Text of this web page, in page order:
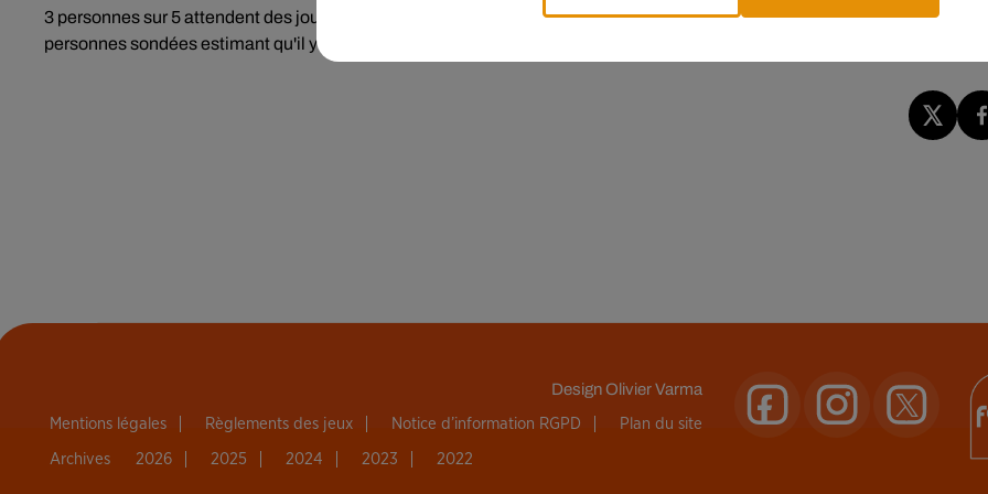
3 personnessur 5 attendentdes journalistes qu'ils vérifient les informations, les rumeurs et la désinformation. 71 % des
personnes sondées estimant qu'il y a bien souvent confusion entre médias sérieux et sites diffusant des «
DesignOlivier Varma
Mentions légales Règlements des jeux Notice d’information RGPD Plan du site
Archives 2026 2025 2024 2023 2022